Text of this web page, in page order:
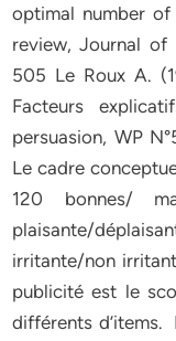
optimal number
review, Journal of
505 Le Roux A.
Facteurs
persuasion, WP
Le cadre
120 bonnes/
plaisante/
irritante/non
publicité est le
différents d’items.